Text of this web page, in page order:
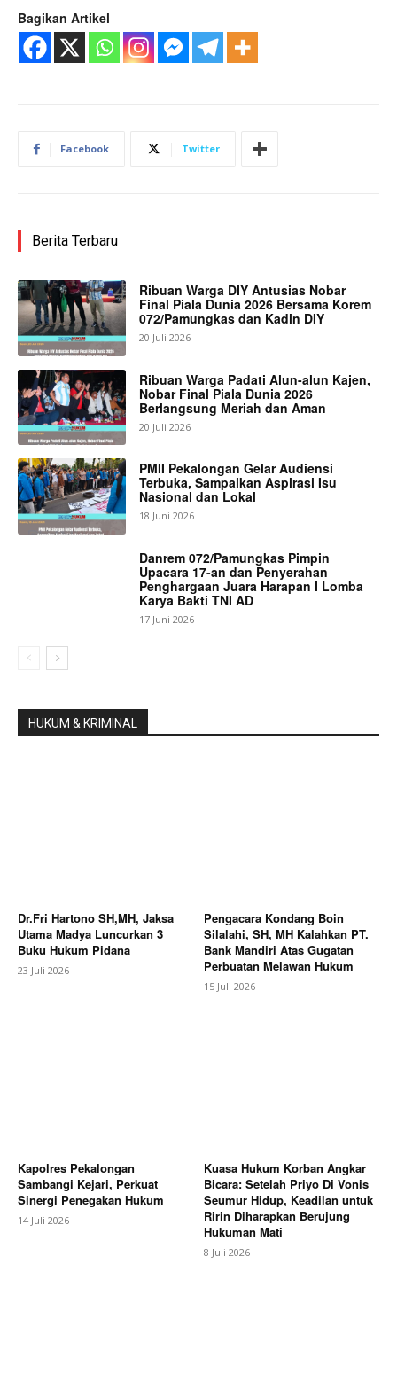
Bagikan Artikel
Facebook Twitter
Berita Terbaru
Ribuan Warga DIY Antusias Nobar
Final Piala Dunia 2026 Bersama Korem
072/Pamungkas dan Kadin DIY
20 Juli 2026
Ribuan Warga Padati Alun-alun Kajen,
Nobar Final Piala Dunia 2026
Berlangsung Meriah dan Aman
20 Juli 2026
PMII Pekalongan Gelar Audiensi
Terbuka, Sampaikan Aspirasi Isu
Nasional dan Lokal
18 Juni 2026
Danrem 072/Pamungkas Pimpin
Upacara 17-an dan Penyerahan
Penghargaan Juara Harapan I Lomba
Karya Bakti TNI AD
17 Juni 2026
HUKUM & KRIMINAL
Dr.Fri Hartono SH,MH, Jaksa
Utama Madya Luncurkan 3
Buku Hukum Pidana
23 Juli 2026
Pengacara Kondang Boin
Silalahi, SH, MH Kalahkan PT.
Bank Mandiri Atas Gugatan
Perbuatan Melawan Hukum
15 Juli 2026
Kapolres Pekalongan
Sambangi Kejari, Perkuat
Sinergi Penegakan Hukum
14 Juli 2026
Kuasa Hukum Korban Angkar
Bicara: Setelah Priyo Di Vonis
Seumur Hidup, Keadilan untuk
Ririn Diharapkan Berujung
Hukuman Mati
8 Juli 2026